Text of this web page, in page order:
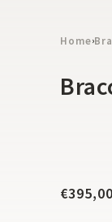
Home›
€395,00